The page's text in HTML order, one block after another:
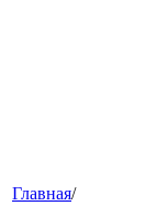
меню
Главная/